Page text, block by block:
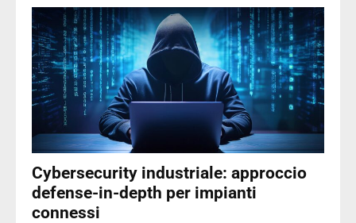
Cybersecurity industriale: approccio
defense-in-depth per impianti
connessi